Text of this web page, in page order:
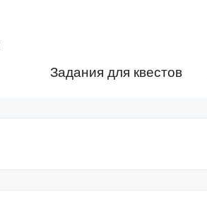
Задания для квестов